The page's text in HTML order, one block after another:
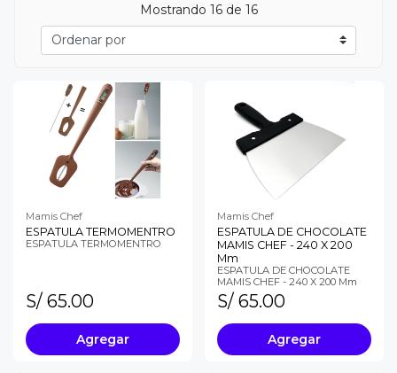
Mostrando 16de 16
Mamis Chef
ESPATULA TERMOMENTRO
ESPATULA TERMOMENTRO
S/ 65.00
Agregar
Mamis Chef
ESPATULA DE CHOCOLATE
MAMIS CHEF - 240 X 200
Mm
ESPATULA DE CHOCOLATE
MAMIS CHEF - 240 X 200 Mm
S/ 65.00
Agregar